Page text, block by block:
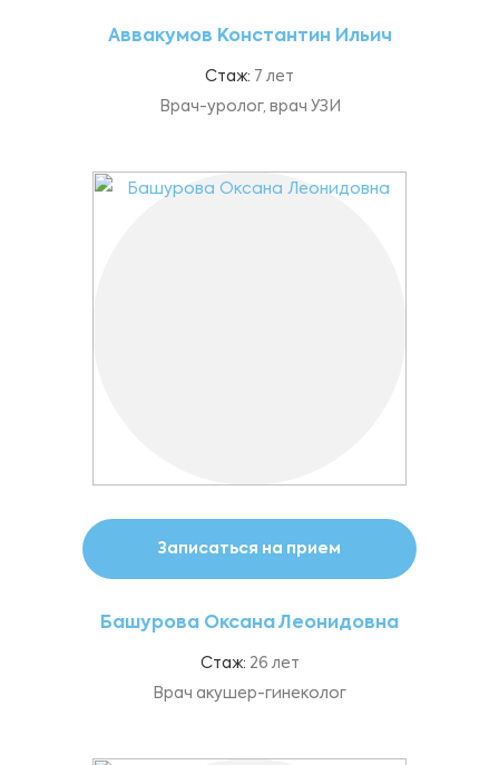
Аввакумов Константин Ильич
Стаж: 7 лет
Врач-уролог, врач УЗИ
Записаться на прием
Башурова Оксана Леонидовна
Стаж: 26 лет
Врач акушер-гинеколог